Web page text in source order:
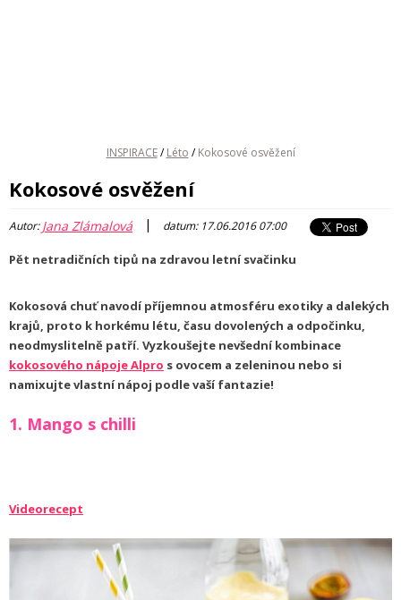
INSPIRACE / Léto / Kokosové osvěžení
Kokosové osvěžení
Autor:Jana Zlámalová | datum: 17.06.2016 07:00
Pět netradičních tipů na zdravou letní svačinku
Kokosová chuť navodí příjemnou atmosféru exotiky a dalekých
krajů, proto k horkému létu, času dovolených a odpočinku,
neodmyslitelně patří. Vyzkoušejte nevšední kombinace
kokosového nápoje Alpro s ovocem a zeleninou nebo si
namixujte vlastní nápoj podle vaší fantazie!
1. Mango s chilli
Videorecept